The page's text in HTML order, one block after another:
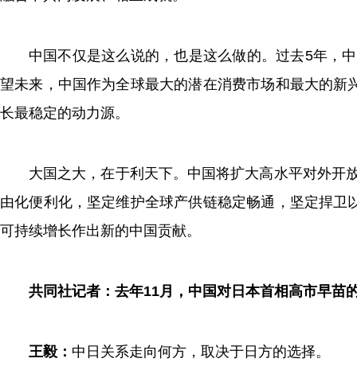
中国不仅是这么说的，也是这么做的。过去5年，
望未来，中国作为全球最大的潜在消费市场和最大的
长最稳定的动力源。
大国之大，在于利天下。中国将扩大高水平对外开
由化便利化，坚定维护全球产供链稳定畅通，坚定捍
可持续增长作出新的中国贡献。
共同社记者：去年11月，中国对日本首相高市早苗
王毅： 中日关系走向何方，取决于日方的选择。